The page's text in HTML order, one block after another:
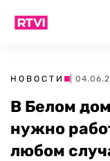
НОВОСТИ |
В Белом
нужно
любом